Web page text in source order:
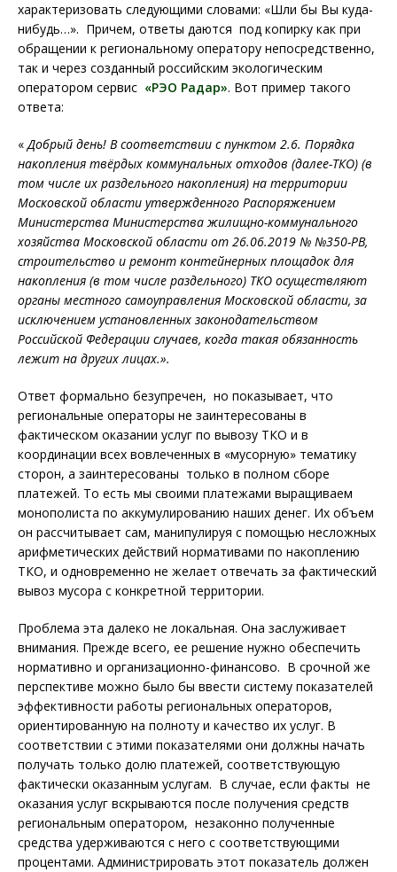
характеризовать следующими словами: «Шли бы Вы куда-
нибудь…». Причем, ответы даются под копирку как при
обращении к региональному оператору непосредственно,
так и через созданный российским экологическим
оператором сервис «РЭО Радар». Вот пример такого
ответа:
«Добрый день! В соответствии с пунктом 2.6. Порядка
накопления твёрдых коммунальных отходов (далее-ТКО) (в
том числе их раздельного накопления) на территории
Московской области утвержденного Распоряжением
Министерства Министерства жилищно-коммунального
хозяйства Московской области от 26.06.2019 № №350-РВ,
строительство и ремонт контейнерных площадок для
накопления (в том числе раздельного) ТКО осуществляют
органы местного самоуправления Московской области, за
исключением установленных законодательством
Российской Федерации случаев, когда такая обязанность
лежит на других лицах.».
Ответ формально безупречен, но показывает, что
региональные операторы не заинтересованы в
фактическом оказании услуг по вывозу ТКО и в
координации всех вовлеченных в «мусорную» тематику
сторон, а заинтересованы только в полном сборе
платежей. То есть мы своими платежами выращиваем
монополиста по аккумулированию наших денег. Их объем
он рассчитывает сам, манипулируя с помощью несложных
арифметических действий нормативами по накоплению
ТКО, и одновременно не желает отвечать за фактический
вывоз мусора с конкретной территории.
Проблема эта далеко не локальная. Она заслуживает
внимания. Прежде всего, ее решение нужно обеспечить
нормативно и организационно-финансово. В срочной же
перспективе можно было бы ввести систему показателей
эффективности работы региональных операторов,
ориентированную на полноту и качество их услуг. В
соответствии с этими показателями они должны начать
получать только долю платежей, соответствующую
фактически оказанным услугам. В случае, если факты не
оказания услуг вскрываются после получения средств
региональным оператором, незаконно полученные
средства удерживаются с него с соответствующими
процентами. Администрировать этот показатель должен